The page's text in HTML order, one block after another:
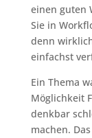
einen guten
Sie in
denn
einfachst
Ein Thema
Möglichkeit
denkbar
machen.